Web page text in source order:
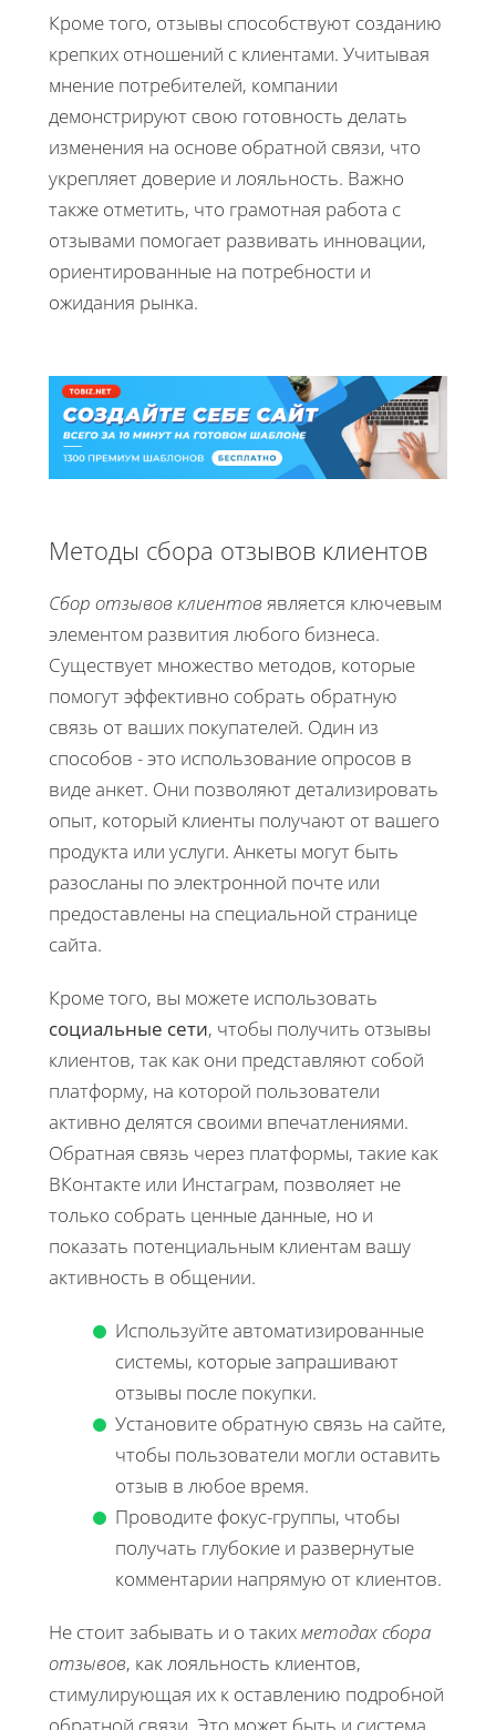
Кроме того, отзывы способствуют созданию
крепких отношений с клиентами. Учитывая
мнение потребителей, компании
демонстрируют свою готовность делать
изменения на основе обратной связи, что
укрепляет доверие и лояльность. Важно
также отметить, что грамотная работа с
отзывами помогает развивать инновации,
ориентированные на потребности и
ожидания рынка.
Методы сбора отзывов клиентов
Сбор отзывов клиентов является ключевым
элементом развития любого бизнеса.
Существует множество методов, которые
помогут эффективно собрать обратную
связь от ваших покупателей. Один из
способов - это использование опросов в
виде анкет. Они позволяют детализировать
опыт, который клиенты получают от вашего
продукта или услуги. Анкеты могут быть
разосланы по электронной почте или
предоставлены на специальной странице
сайта.
Кроме того, вы можете использовать
социальные сети, чтобы получить отзывы
клиентов, так как они представляют собой
платформу, на которой пользователи
активно делятся своими впечатлениями.
Обратная связь через платформы, такие как
ВКонтакте или Инстаграм, позволяет не
только собрать ценные данные, но и
показать потенциальным клиентам вашу
активность в общении.
Используйте автоматизированные
системы, которые запрашивают
отзывы после покупки.
Установите обратную связь на сайте,
чтобы пользователи могли оставить
отзыв в любое время.
Проводите фокус-группы, чтобы
получать глубокие и развернутые
комментарии напрямую от клиентов.
Не стоит забывать и о такихметодах сбора
отзывов, как лояльность клиентов,
стимулирующая их к оставлению подробной
обратной связи. Это может быть и система